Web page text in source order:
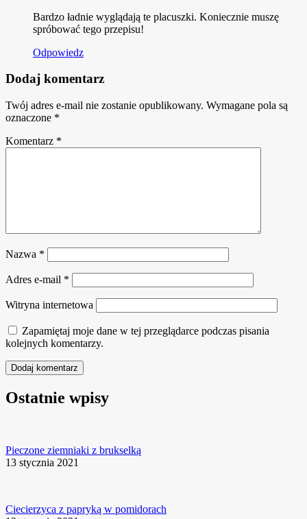
Bardzo ładnie wyglądają te placuszki. Koniecznie muszę
spróbować tego przepisu!
Odpowiedz
Dodaj komentarz
Twój adres e-mail nie zostanie opublikowany. Wymagane pola są
oznaczone *
Komentarz *
Nazwa *
Adres e-mail *
Witryna internetowa
Zapamiętaj moje dane w tej przeglądarce podczas pisania
kolejnych komentarzy.
Ostatnie wpisy
Pieczone ziemniaki z brukselką
13 stycznia 2021
Ciecierzyca z papryką w pomidorach